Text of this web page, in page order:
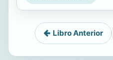
Libro Anterior